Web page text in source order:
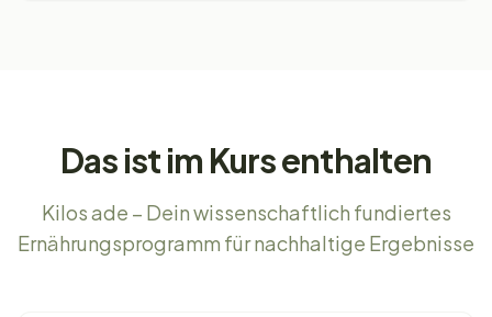
Das ist im Kurs enthalten
Kilos ade – Dein wissenschaftlich fundiertes
Ernährungsprogramm für nachhaltige Ergebnisse